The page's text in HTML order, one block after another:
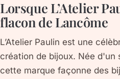
Lorsque L’Atelier
flacon de Lancôme
L’Atelier Paulin est une
création de bijoux. Née d'un
cette marque façonne des